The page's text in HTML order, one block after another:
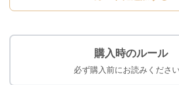
購入時のルール
必ず購入前にお読みください